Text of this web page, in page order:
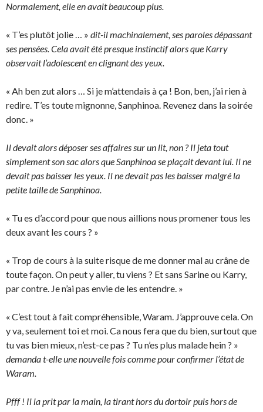
Normalement, elle en avait beaucoup plus.
« T’es plutôt jolie … » dit-il machinalement, ses paroles dépassant
ses pensées. Cela avait été presque instinctif alors que Karry
observait l’adolescent en clignant des yeux.
« Ah ben zut alors … Si je m’attendais à ça ! Bon, ben, j’ai rien à
redire. T’es toute mignonne, Sanphinoa. Revenez dans la soirée
donc. »
Il devait alors déposer ses affaires sur un lit, non ? Il jeta tout
simplement son sac alors que Sanphinoa se plaçait devant lui. Il ne
devait pas baisser les yeux. Il ne devait pas les baisser malgré la
petite taille de Sanphinoa.
« Tu es d’accord pour que nous aillions nous promener tous les
deux avant les cours ? »
« Trop de cours à la suite risque de me donner mal au crâne de
toute façon. On peut y aller, tu viens ? Et sans Sarine ou Karry,
par contre. Je n’ai pas envie de les entendre. »
« C’est tout à fait compréhensible, Waram. J’approuve cela. On
y va, seulement toi et moi. Ca nous fera que du bien, surtout que
tu vas bien mieux, n’est-ce pas ? Tu n’es plus malade hein ? »
demanda t-elle une nouvelle fois comme pour confirmer l’état de
Waram.
Pfff ! Il la prit par la main, la tirant hors du dortoir puis hors de